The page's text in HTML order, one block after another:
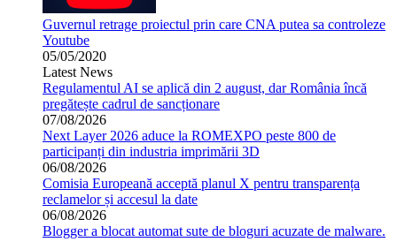
Guvernul retrage proiectul prin care CNA putea sa controleze
Youtube
05/05/2020
Latest News
Regulamentul AI se aplică din 2 august, dar România încă
pregătește cadrul de sancționare
07/08/2026
Next Layer 2026 aduce la ROMEXPO peste 800 de
participanți din industria imprimării 3D
06/08/2026
Comisia Europeană acceptă planul X pentru transparența
reclamelor și accesul la date
06/08/2026
Blogger a blocat automat sute de bloguri acuzate de malware.